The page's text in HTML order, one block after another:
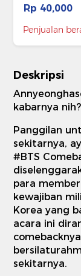
Rp 40,000
Penjualan
Deskripsi
kabarnya nih?
Panggilan
sekitarnya,
#BTS
para
kewajiban
Korea yang
acara ini
sekitarnya.